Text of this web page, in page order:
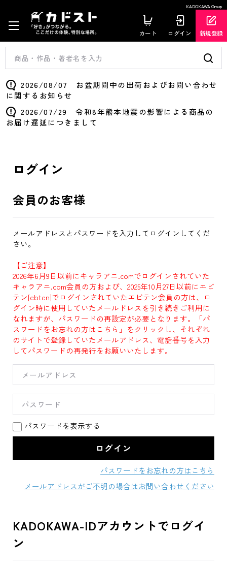
KADOKAWA Group
カート ログイン 新規登録
2026/08/07 お盆期間中の出荷およびお問い合わせ
に関するお知らせ
2026/07/29 令和8年熊本地震の影響による商品の
お届け遅延につきまして
ログイン
会員のお客様
メールアドレスとパスワードを入力してログインしてくだ
さい。
【ご注意】
2026年6月9日以前にキャラアニ.comでログインされていた
キャラアニ.com会員の方および、2025年10月27日以前にエビ
テン[ebten]でログインされていたエビテン会員の方は、ロ
グイン時に使用していたメールドレスを引き続きご利用に
なれますが、パスワードの再設定が必要となります。「パ
スワードをお忘れの方はこちら」をクリックし、それぞれ
のサイトで登録していたメールアドレス、電話番号を入力
してパスワードの再発行をお願いいたします。
パスワードを表示する
パスワードをお忘れの方はこちら
メールアドレスがご不明の場合はお問い合わせください
KADOKAWA-IDアカウントでログイ
ン